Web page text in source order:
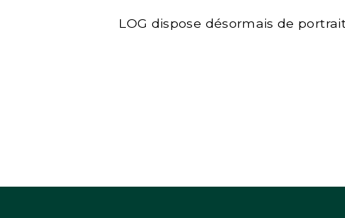
LOG dispose désormais de